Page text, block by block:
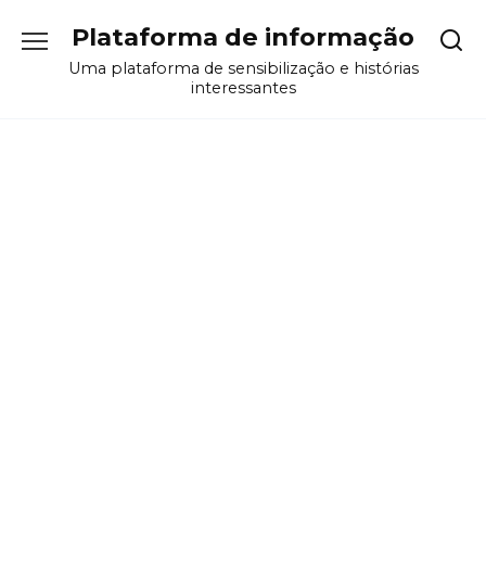
содержанию
Plataforma de informação
Uma plataforma de sensibilização e histórias
interessantes